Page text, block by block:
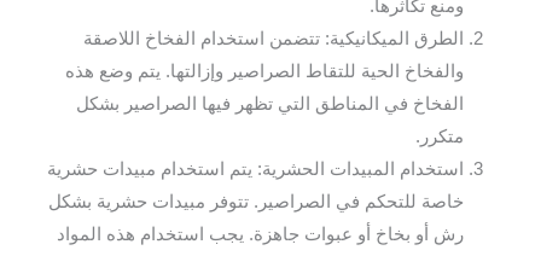
ومنع تكاثرها.
الطرق الميكانيكية: تتضمن استخدام الفخاخ اللاصقة
والفخاخ الحية للتقاط الصراصير وإزالتها. يتم وضع هذه
الفخاخ في المناطق التي تظهر فيها الصراصير بشكل
متكرر.
استخدام المبيدات الحشرية: يتم استخدام مبيدات حشرية
خاصة للتحكم في الصراصير. تتوفر مبيدات حشرية بشكل
رش أو بخاخ أو عبوات جاهزة. يجب استخدام هذه المواد